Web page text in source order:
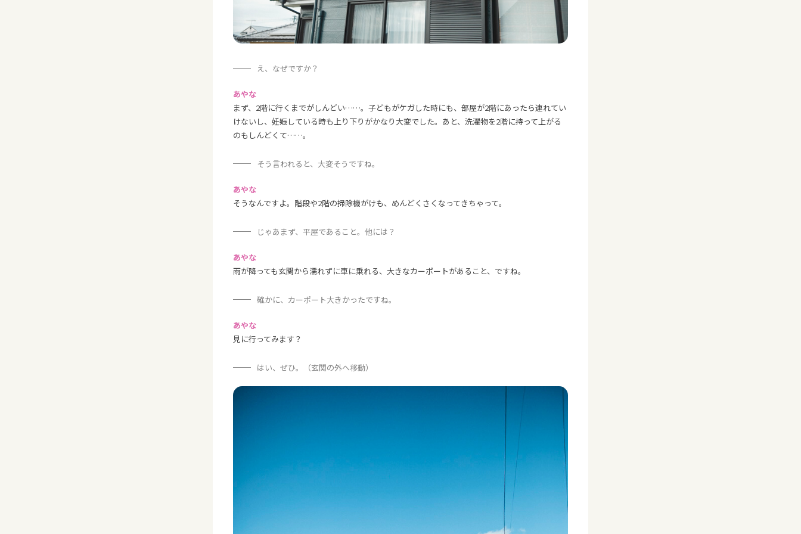
え、なぜですか？
あやな
まず、2階に行くまでがしんどい……。子どもがケガした時にも、部屋が2階にあったら連れてい
けないし、妊娠している時も上り下りがかなり大変でした。あと、洗濯物を2階に持って上がる
のもしんどくて……。
そう言われると、大変そうですね。
あやな
そうなんですよ。階段や2階の掃除機がけも、めんどくさくなってきちゃって。
じゃあまず、平屋であること。他には？
あやな
雨が降っても玄関から濡れずに車に乗れる、大きなカーポートがあること、ですね。
確かに、カーポート大きかったですね。
あやな
見に行ってみます？
はい、ぜひ。（玄関の外へ移動）